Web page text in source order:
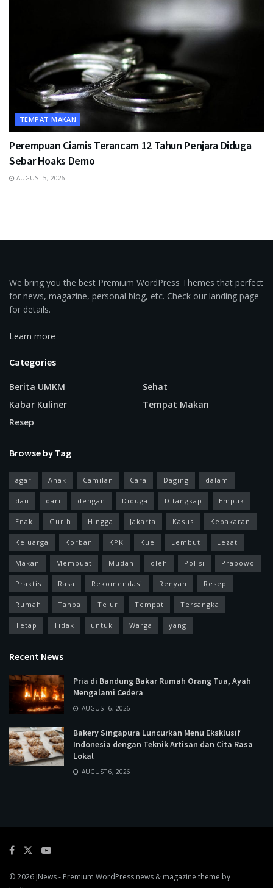
TEMPAT MAKAN
Perempuan Ciamis Terancam 12 Tahun Penjara Diduga
Sebar Hoaks Demo
AUGUST 5, 2026
We bring you the best Premium WordPress Themes that perfect
for news, magazine, personal blog, etc. Check our landing page
for details.
Learn more
Categories
Berita UMKM
Kabar Kuliner
Resep
Sehat
Tempat Makan
Browse by Tag
agar Anak Camilan Cara Daging dalam
dan dari dengan Diduga Ditangkap Empuk
Enak Gurih Hingga Jakarta Kasus Kebakaran
Keluarga Korban KPK Kue Lembut Lezat
Makan Membuat Mudah oleh Polisi Prabowo
Praktis Rasa Rekomendasi Renyah Resep
Rumah Tanpa Telur Tempat Tersangka
Tetap Tidak untuk Warga yang
Recent News
Pria di Bandung Bakar Rumah Orang Tua, Ayah
Mengalami Cedera
AUGUST 6, 2026
Bakery Singapura Luncurkan Menu Eksklusif
Indonesia dengan Teknik Artisan dan Cita Rasa
Lokal
AUGUST 6, 2026
© 2026 JNews- Premium WordPress news & magazine theme by